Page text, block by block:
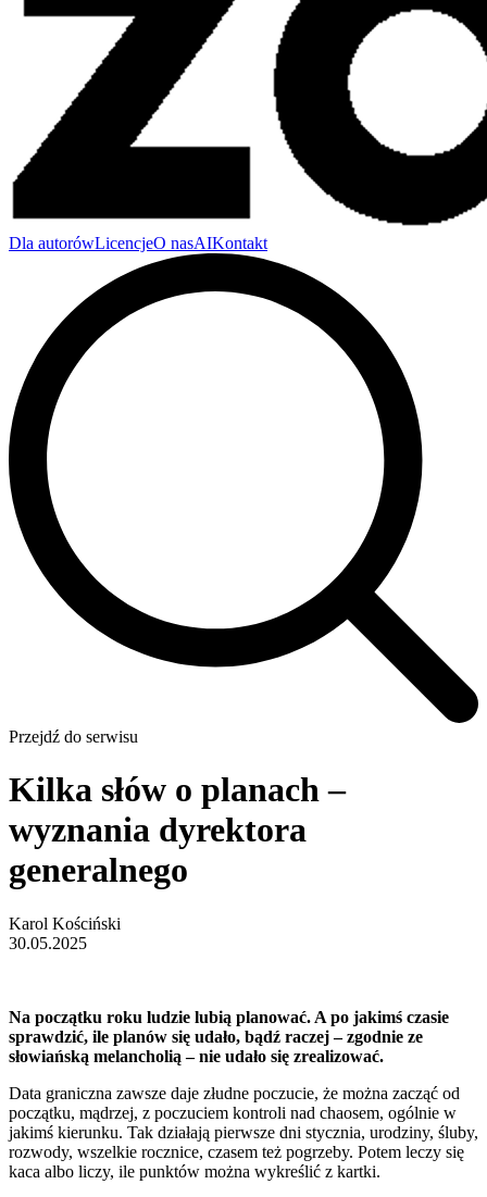
Dla autorówLicencjeO nasAIKontakt
Przejdź do serwisu
Kilka słów o planach –
wyznania dyrektora
generalnego
Karol Kościński
30.05.2025
Na początku roku ludzie lubią planować. A po jakimś czasie
sprawdzić, ile planów się udało, bądź raczej – zgodnie ze
słowiańską melancholią – nie udało się zrealizować.
Data graniczna zawsze daje złudne poczucie, że można zacząć od
początku, mądrzej, z poczuciem kontroli nad chaosem, ogólnie w
jakimś kierunku. Tak działają pierwsze dni stycznia, urodziny, śluby,
rozwody, wszelkie rocznice, czasem też pogrzeby. Potem leczy się
kaca albo liczy, ile punktów można wykreślić z kartki.